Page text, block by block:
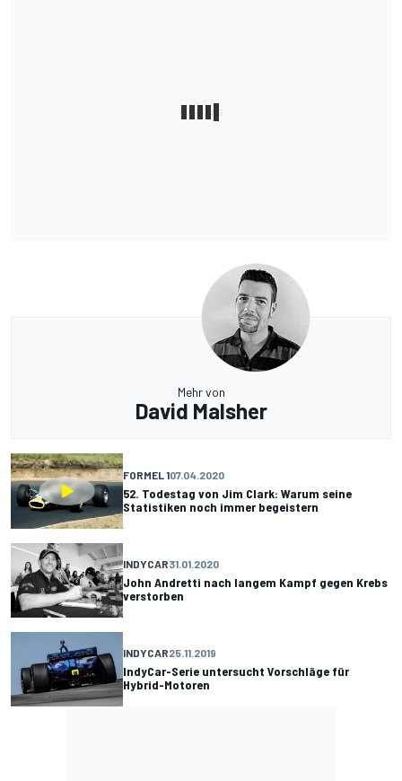
Mehr von
David Malsher
FORMEL 107.04.2020
52. Todestag von Jim Clark: Warum seine
Statistiken noch immer begeistern
INDYCAR31.01.2020
John Andretti nach langem Kampf gegen Krebs
verstorben
INDYCAR25.11.2019
IndyCar-Serie untersucht Vorschläge für
Hybrid-Motoren